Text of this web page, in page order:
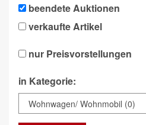
beendete Auktionen
verkaufte Artikel
nur Preisvorstellungen
in Kategorie: